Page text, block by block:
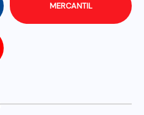
MERCANTIL